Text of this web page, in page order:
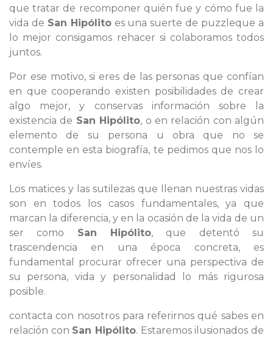
que tratar de recomponer quién fue y cómo fue la
vida de San Hipólitoes una suerte de puzzleque a
lo mejor consigamos rehacer si colaboramos todos
juntos.
Por ese motivo, si eres de las personas que confían
en que cooperando existen posibilidades de crear
algo mejor, y conservas información sobre la
existencia de San Hipólito, o en relación con algún
elemento de su persona u obra que no se
contemple en esta biografía, te pedimos que nos lo
envíes.
Los matices y las sutilezas que llenan nuestras vidas
son en todos los casos fundamentales, ya que
marcan la diferencia, y en la ocasión de la vida de un
ser como San Hipólito, que detentó su
trascendencia en una época concreta, es
fundamental procurar ofrecer una perspectiva de
su persona, vida y personalidad lo más rigurosa
posible.
contacta con nosotros para referirnos qué sabes en
relación con San Hipólito. Estaremos ilusionados de